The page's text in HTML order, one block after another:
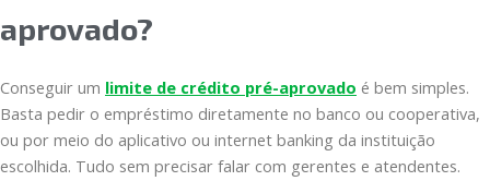
aprovado?
Conseguir um limite de crédito pré-aprovado é bem simples.
Basta pedir o empréstimo diretamente no banco ou cooperativa,
ou por meio do aplicativo ou internet banking da instituição
escolhida. Tudo sem precisar falar com gerentes e atendentes.